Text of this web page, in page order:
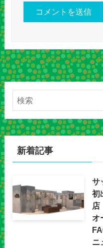
新着記事
サ
初
店
オ
ニ